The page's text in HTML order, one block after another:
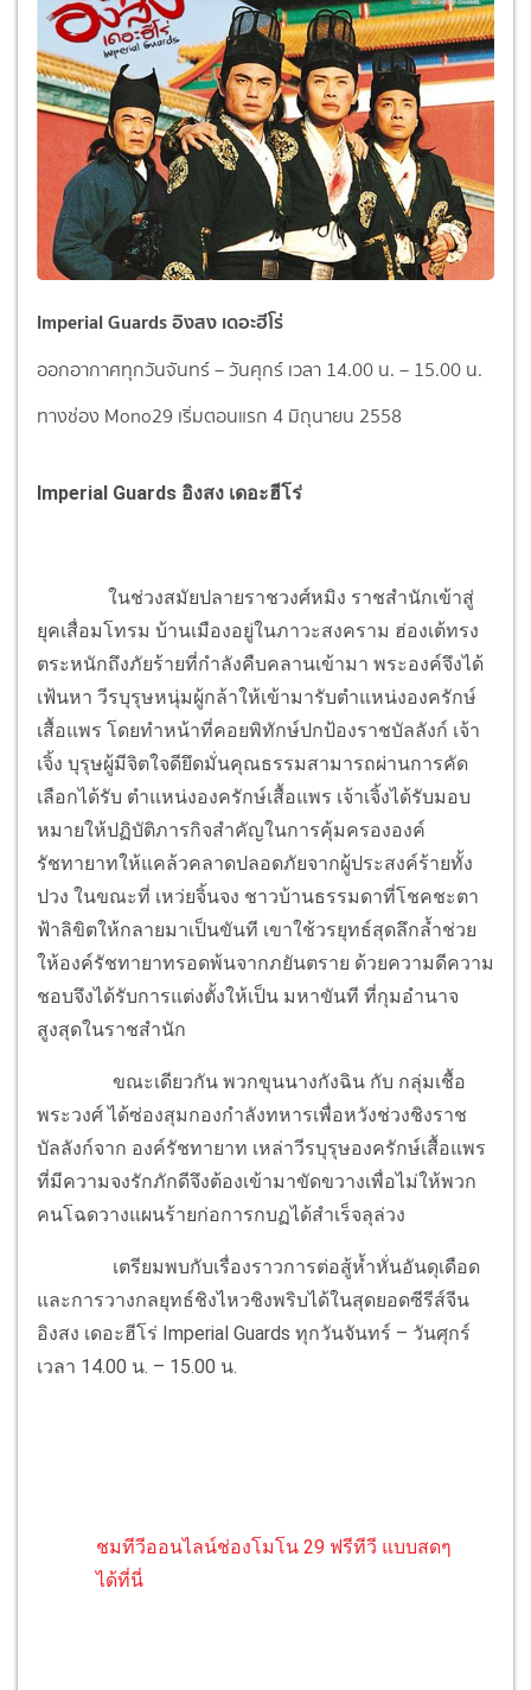
Imperial Guards อิงสง เดอะฮีโร่
ออกอากาศทุกวันจันทร์ – วันศุกร์ เวลา 14.00 น. – 15.00 น.
ทางช่อง Mono29 เริ่มตอนแรก 4 มิถุนายน 2558
Imperial Guards อิงสง เดอะฮีโร่
ในช่วงสมัยปลายราชวงศ์หมิง ราชสำนักเข้าสู่
ยุคเสื่อมโทรม บ้านเมืองอยู่ในภาวะสงคราม ฮ่องเต้ทรง
ตระหนักถึงภัยร้ายที่กำลังคืบคลานเข้ามา พระองค์จึงได้
เฟ้นหา วีรบุรุษหนุ่มผู้กล้าให้เข้ามารับตำแหน่งองครักษ์
เสื้อแพร โดยทำหน้าที่คอยพิทักษ์ปกป้องราชบัลลังก์ เจ้า
เจิ้ง บุรุษผู้มีจิตใจดียึดมั่นคุณธรรมสามารถผ่านการคัด
เลือกได้รับ ตำแหน่งองครักษ์เสื้อแพร เจ้าเจิ้งได้รับมอบ
หมายให้ปฏิบัติภารกิจสำคัญในการคุ้มครององค์
รัชทายาทให้แคล้วคลาดปลอดภัยจากผู้ประสงค์ร้ายทั้ง
ปวง ในขณะที่ เหว่ยจิ้นจง ชาวบ้านธรรมดาที่โชคชะตา
ฟ้าลิขิตให้กลายมาเป็นขันที เขาใช้วรยุทธ์สุดลึกล้ำช่วย
ให้องค์รัชทายาทรอดพ้นจากภยันตราย ด้วยความดีความ
ชอบจึงได้รับการแต่งตั้งให้เป็น มหาขันที ที่กุมอำนาจ
สูงสุดในราชสำนัก
ขณะเดียวกัน พวกขุนนางกังฉิน กับ กลุ่มเชื้อ
พระวงศ์ ได้ซ่องสุมกองกำลังทหารเพื่อหวังช่วงชิงราช
บัลลังก์จาก องค์รัชทายาท เหล่าวีรบุรุษองครักษ์เสื้อแพร
ที่มีความจงรักภักดีจึงต้องเข้ามาขัดขวางเพื่อไม่ให้พวก
คนโฉดวางแผนร้ายก่อการกบฏได้สำเร็จลุล่วง
เตรียมพบกับเรื่องราวการต่อสู้ห้ำหั่นอันดุเดือด
และการวางกลยุทธ์ชิงไหวชิงพริบได้ในสุดยอดซีรีส์จีน
อิงสง เดอะฮีโร่ Imperial Guards ทุกวันจันทร์ – วันศุกร์
เวลา 14.00 น. – 15.00 น.
ชมทีวีออนไลน์ช่องโมโน 29 ฟรีทีวี แบบสดๆ
ได้ที่นี่